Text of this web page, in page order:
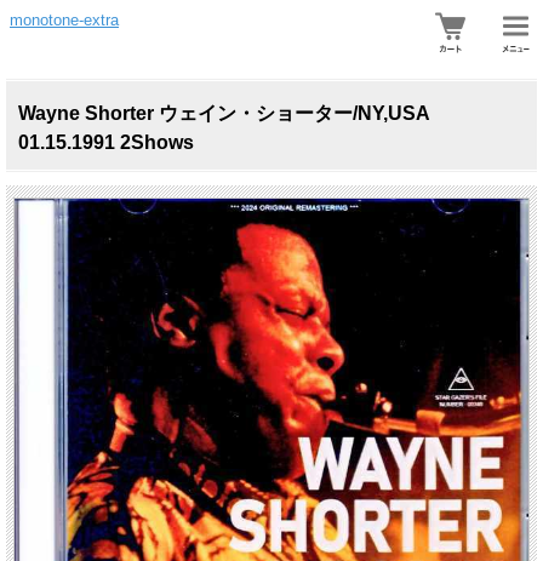
monotone-extra
Wayne Shorter ウェイン・ショーター/NY,USA
01.15.1991 2Shows